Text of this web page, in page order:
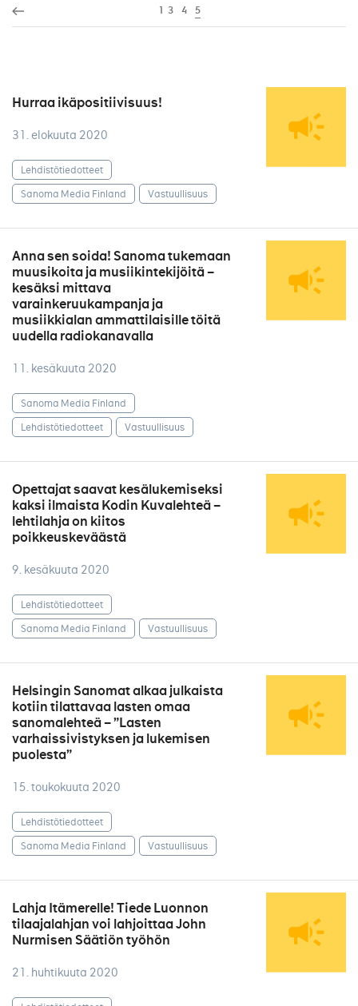
1 3 4 5
Hurraa ikäpositiivisuus!
31. elokuuta 2020
Lehdistötiedotteet
Sanoma Media Finland
Vastuullisuus
Anna sen soida! Sanoma tukemaan
muusikoita ja musiikintekijöitä –
kesäksi mittava
varainkeruukampanja ja
musiikkialan ammattilaisille töitä
uudella radiokanavalla
11. kesäkuuta 2020
Sanoma Media Finland
Lehdistötiedotteet
Vastuullisuus
Opettajat saavat kesälukemiseksi
kaksi ilmaista Kodin Kuvalehteä –
lehtilahja on kiitos
poikkeuskeväästä
9. kesäkuuta 2020
Lehdistötiedotteet
Sanoma Media Finland
Vastuullisuus
Helsingin Sanomat alkaa julkaista
kotiin tilattavaa lasten omaa
sanomalehteä – ”Lasten
varhaissivistyksen ja lukemisen
puolesta”
15. toukokuuta 2020
Lehdistötiedotteet
Sanoma Media Finland
Vastuullisuus
Lahja Itämerelle! Tiede Luonnon
tilaajalahjan voi lahjoittaa John
Nurmisen Säätiön työhön
21. huhtikuuta 2020